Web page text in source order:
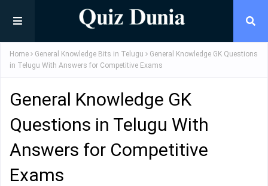
Home General Knowledge Bits in Telugu
General Knowledge GK Questions
in Telugu With Answers for Competitive Exams
General Knowledge GK
Questions in Telugu With
Answers for Competitive
Exams